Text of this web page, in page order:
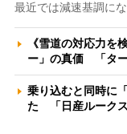
最近では減速基調に
《雪道の対応力を
ー」の真価 「タ
乗り込むと同時に
た 「日産ルーク